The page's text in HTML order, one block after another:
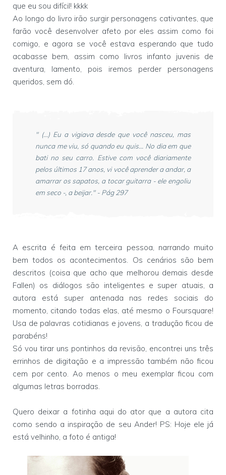
que eu sou difícil! kkkk
Ao longo do livro irão surgir personagens cativantes, que
farão você desenvolver afeto por eles assim como foi
comigo, e agora se você estava esperando que tudo
acabasse bem, assim como livros infanto juvenis de
aventura, lamento, pois iremos perder personagens
queridos, sem dó.
" (...) Eu a vigiava desde que você nasceu, mas
nunca me viu, só quando eu quis... No dia em que
bati no seu carro. Estive com você diariamente
pelos últimos 17 anos, vi você aprender a andar, a
amarrar os sapatos, a tocar guitarra - ele engoliu
em seco -, a beijar." - Pág 297
A escrita é feita em terceira pessoa, narrando muito
bem todos os acontecimentos. Os cenários são bem
descritos (coisa que acho que melhorou demais desde
Fallen) os diálogos são inteligentes e super atuais, a
autora está super antenada nas redes sociais do
momento, citando todas elas, até mesmo o Foursquare!
Usa de palavras cotidianas e jovens, a tradução ficou de
parabéns!
Só vou tirar uns pontinhos da revisão, encontrei uns três
errinhos de digitação e a impressão também não ficou
cem por cento. Ao menos o meu exemplar ficou com
algumas letras borradas.
Quero deixar a fotinha aqui do ator que a autora cita
como sendo a inspiração de seu Ander! PS: Hoje ele já
está velhinho, a foto é antiga!